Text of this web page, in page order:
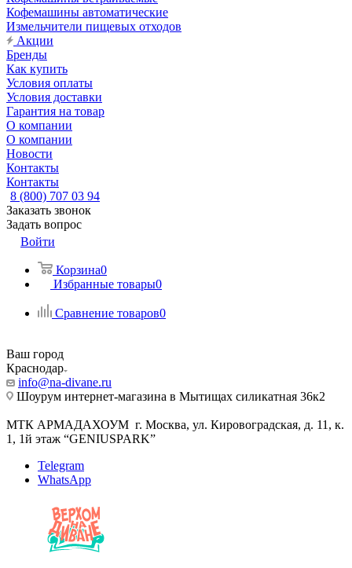
Кофемашины автоматические
Измельчители пищевых отходов
Акции
Бренды
Как купить
Условия оплаты
Условия доставки
Гарантия на товар
О компании
О компании
Новости
Контакты
Контакты
8 (800) 707 03 94
Заказать звонок
Задать вопрос
Войти
Корзина0
Избранные товары0
Сравнение товаров0
Ваш город
Краснодар
info@na-divane.ru
Шоурум интернет-магазина в Мытищах силикатная 36к2
МТК АРМАДАХОУМ г. Москва, ул. Кировоградская, д. 11, к.
1, 1й этаж “GENIUSPARK”
Telegram
WhatsApp